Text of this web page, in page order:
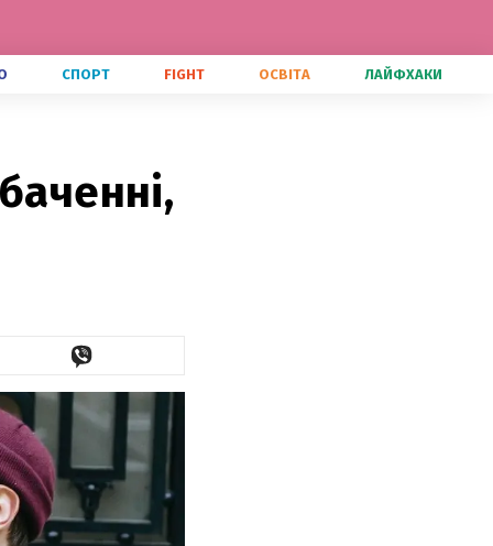
СПОРТ FIGHT ОСВІТА ЛАЙФХАКИ